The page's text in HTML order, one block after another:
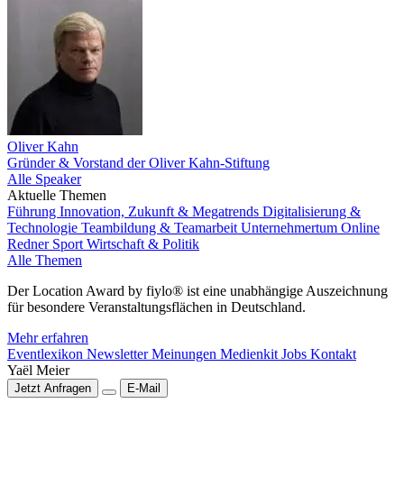
Oliver Kahn
Gründer & Vorstand der Oliver Kahn-Stiftung
Alle Speaker
Aktuelle Themen
Führung Innovation, Zukunft & Megatrends Digitalisierung &
Technologie Teambildung & Teamarbeit Unternehmertum Online
Redner Sport Wirtschaft & Politik
Alle Themen
Der Location Award by fiylo® ist eine unabhängige Auszeichnung
für besondere Veranstaltungsflächen in Deutschland.
Mehr erfahren
Eventlexikon NewsletterMeinungen Medienkit Jobs Kontakt
Yaël Meier
Jetzt Anfragen E-Mail